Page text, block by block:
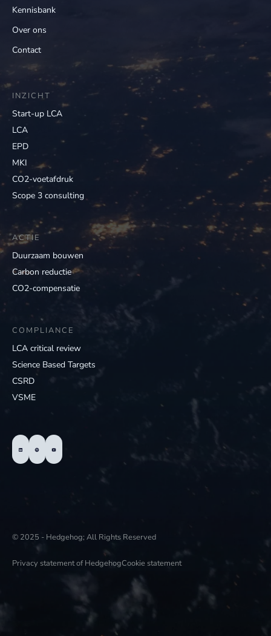
Kennisbank
Over ons
Contact
INZICHT
Start-up LCA
LCA
EPD
MKI
CO2-voetafdruk
Scope 3 consulting
ACTIE
Duurzaam bouwen
Carbon reductie
CO2-compensatie
COMPLIANCE
LCA critical review
Science Based Targets
CSRD
VSME
© 2025 - Hedgehog; All Rights Reserved
Privacy statement of HedgehogCookie statement